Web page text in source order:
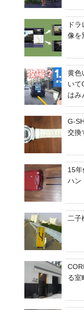
ド
像を
黄色
いて
はみ
G-
交換
15
ハン
二子
る室